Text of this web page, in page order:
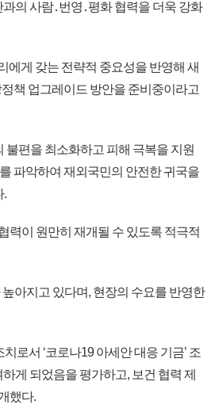
의 사람․번영․평화 협력을 더욱 강화
에게 갖는 전략적 중요성을 반영해 새
책 업그레이드 방안을 준비중이라고
편을 최소화하고 피해 극복을 지원
파악하여 재외국민의 안전한 귀국을
.
력이 원만히 재개될 수 있도록 적극적
아지고 있다며, 현장의 수요를 반영한
로서 ‘코로나19 아세안 대응 기금’ 조
게 되었음을 평가하고, 보건 협력 제
했다.